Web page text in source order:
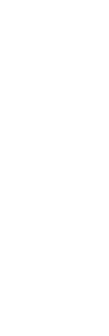
thác chuyến
Á, thường
Paris với
có lợi thế về
phù hợp với
hành trình
đánh giá cao
khoang. Các